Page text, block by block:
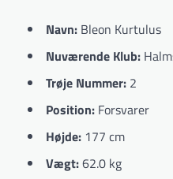
Navn: Bleon Kurtulus
Nuværende Klub:
Trøje Nummer: 2
Position: Forsvarer
Højde: 177 cm
Vægt:62.0 kg